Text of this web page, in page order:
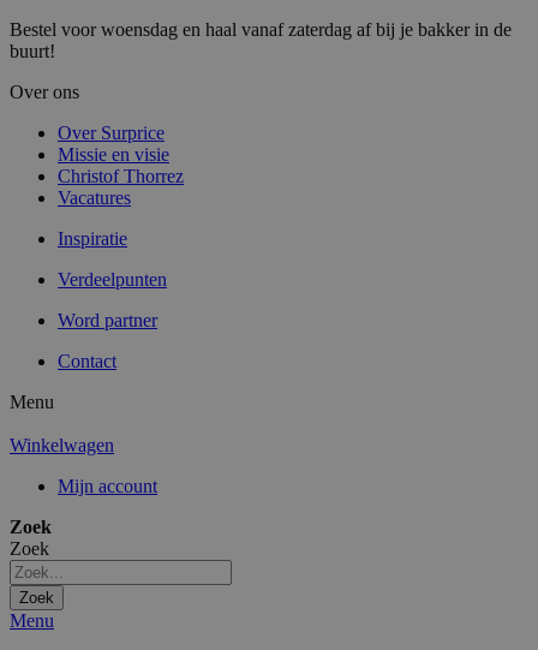
Bestel voor woensdag en haal vanaf zaterdag af bij je bakker in de
buurt!
Over ons
Over Surprice
Missie en visie
Christof Thorrez
Vacatures
Inspiratie
Verdeelpunten
Word partner
Contact
Menu
Winkelwagen
Mijn account
Zoek
Zoek
Zoek
Menu